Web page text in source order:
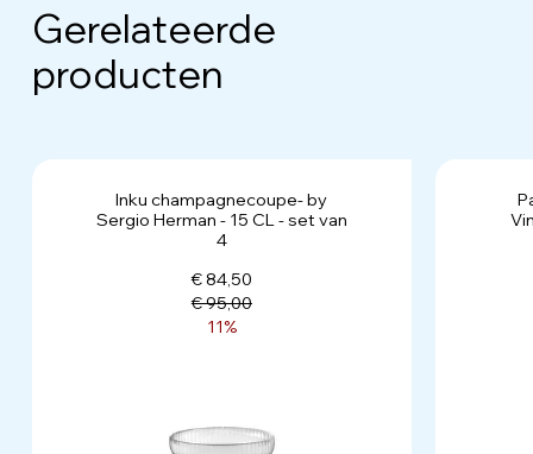
Gerelateerde
producten
Inku champagnecoupe- by
Sergio Herman - 15 CL - set van
4
€ 84,50
€ 95,00
11%